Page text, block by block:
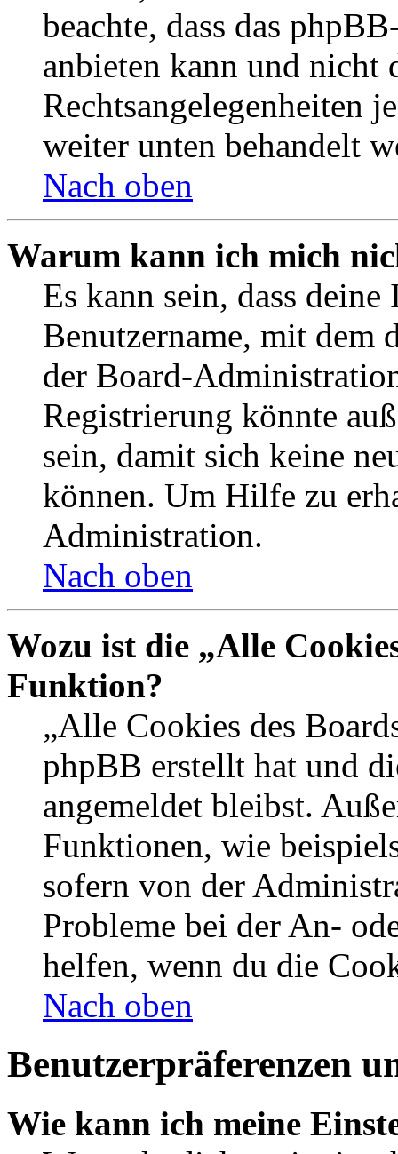
beachte, dass das
anbieten kann und nicht
Rechtsangelegenheiten
weiter unten behandelt
Nach oben
Warum kann ich mich
Es kann sein, dass
Benutzername, mit dem
der Board-
Registrierung könnte
sein, damit sich keine
können. Um Hilfe zu
Administration.
Nach oben
Wozu ist die „Alle
Funktion?
„Alle Cookies des
phpBB erstellt hat und
angemeldet bleibst.
Funktionen, wie
sofern von der
Probleme bei der An-
helfen, wenn du die
Nach oben
Benutzerpräferenzen
Wie kann ich meine